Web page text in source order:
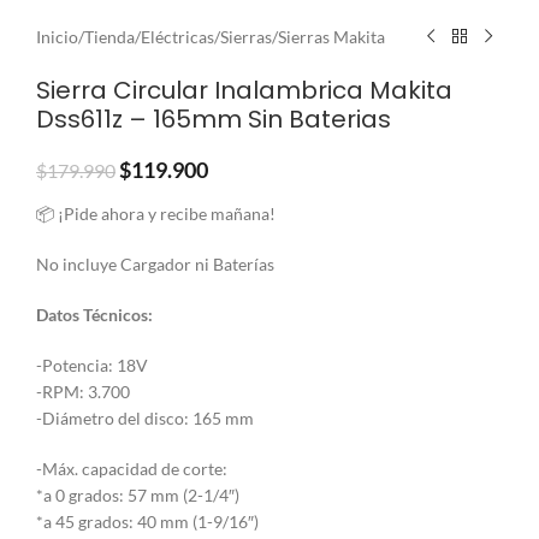
Inicio/Tienda/Eléctricas/Sierras/Sierras Makita
Sierra Circular Inalambrica Makita
Dss611z – 165mm Sin Baterias
$179.990$119.900
📦 ¡Pide ahora y recibe mañana!
No incluye Cargador ni Baterías
Datos Técnicos:
-Potencia: 18V
-RPM: 3.700
-Diámetro del disco: 165 mm
-Máx. capacidad de corte:
*a 0 grados: 57 mm (2-1/4″)
*a 45 grados: 40 mm (1-9/16″)